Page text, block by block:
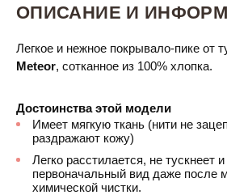
ОПИСАНИЕ И
Легкое и нежное покрывало-пике от
Meteor, сотканное из 100% хлопка.
Достоинства этой модели
Имеет мягкую ткань (нити не
раздражают кожу)
Легко расстилается, не тускнеет
первоначальный вид даже после
химической чистки.